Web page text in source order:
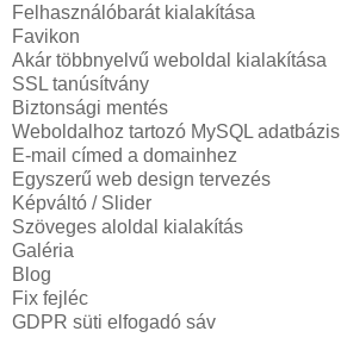
Felhasználóbarát kialakítása
Favikon
Akár többnyelvű weboldal kialakítása
SSL tanúsítvány
Biztonsági mentés
Weboldalhoz tartozó MySQL adatbázis
E-mail címed a domainhez
Egyszerű web design tervezés
Képváltó / Slider
Szöveges aloldal kialakítás
Galéria
Blog
Fix fejléc
GDPR süti elfogadó sáv